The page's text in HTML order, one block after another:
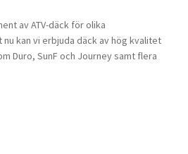
av ATV-däck för olika
kan vi erbjuda däck av hög kvalitet
Duro, SunF och Journey samt flera